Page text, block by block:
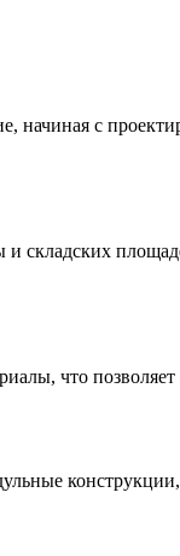
начиная с
складских
что